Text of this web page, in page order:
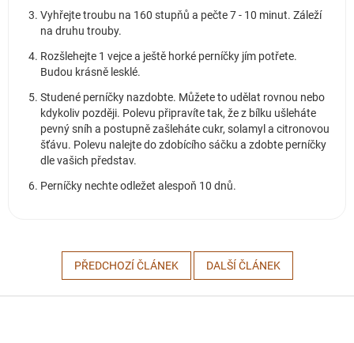
Vyhřejte troubu na 160 stupňů a pečte 7 - 10 minut. Záleží
na druhu trouby.
Rozšlehejte 1 vejce a ještě horké perníčky jím potřete.
Budou krásně lesklé.
Studené perníčky nazdobte. Můžete to udělat rovnou nebo
kdykoliv později. Polevu připravíte tak, že z bílku ušleháte
pevný sníh a postupně zašleháte cukr, solamyl a citronovou
šťávu. Polevu nalejte do zdobícího sáčku a zdobte perníčky
dle vašich představ.
Perníčky nechte odležet alespoň 10 dnů.
PŘEDCHOZÍ ČLÁNEK DALŠÍ ČLÁNEK